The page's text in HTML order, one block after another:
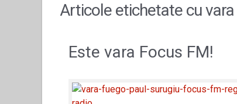
Articole etichetate cu
Este vara Focus FM!